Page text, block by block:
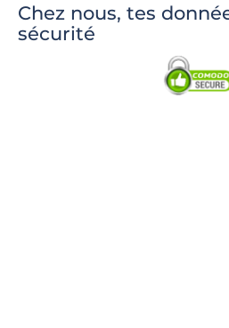
Chez nous, tes
sécurité